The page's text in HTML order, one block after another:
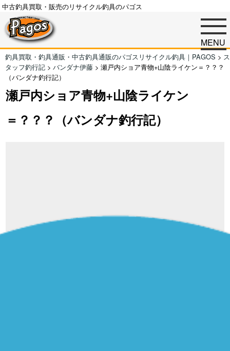
中古釣具買取・販売のリサイクル釣具のパゴス
MENU
釣具買取・釣具通販・中古釣具通販のパゴスリサイクル釣具｜PAGOS > ス
タッフ釣行記 > バンダナ伊藤 > 瀬戸内ショア青物+山陰ライケン＝？？？
（バンダナ釣行記）
瀬戸内ショア青物+山陰ライケン
＝？？？（バンダナ釣行記）